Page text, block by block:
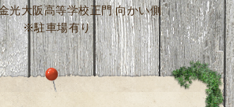
光大阪高等学校正門 向かい側
※駐車場有り